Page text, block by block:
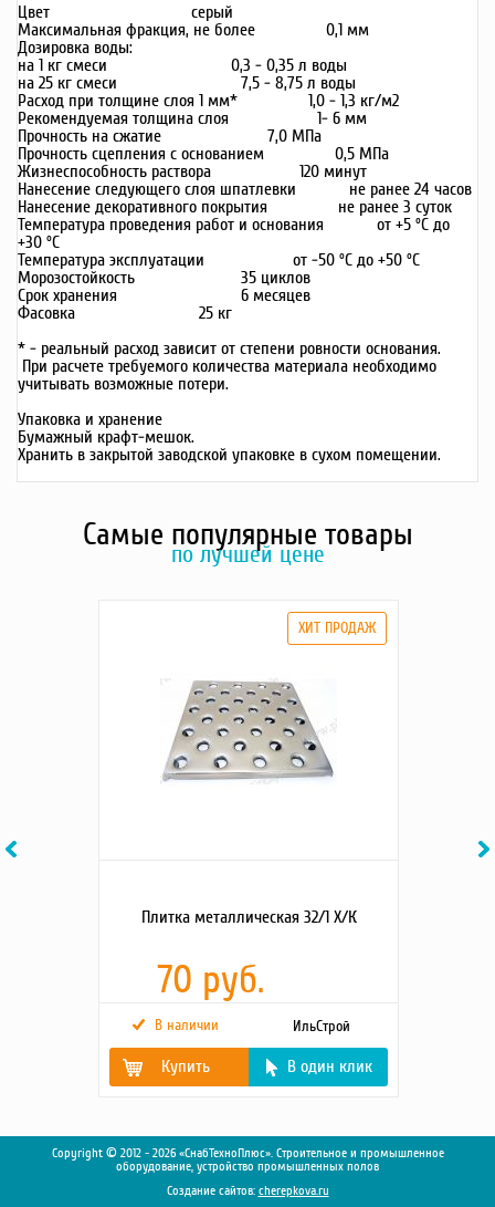
Цвет серый
Максимальная фракция, не более 0,1 мм
Дозировка воды:
на 1 кг смеси 0,3 - 0,35 л воды
на 25 кг смеси 7,5 - 8,75 л воды
Расход при толщине слоя 1 мм* 1,0 - 1,3 кг/м2
Рекомендуемая толщина слоя 1- 6 мм
Прочность на сжатие 7,0 МПа
Прочность сцепления с основанием 0,5 МПа
Жизнеспособность раствора 120 минут
Нанесение следующего слоя шпатлевки не ранее 24 часов
Нанесение декоративного покрытия не ранее 3 суток
Температура проведения работ и основания от +5 ºС до
+30 ºС
Температура эксплуатации от -50 ºС до +50 ºС
Морозостойкость 35 циклов
Срок хранения 6 месяцев
Фасовка 25 кг
* - реальный расход зависит от степени ровности основания.
При расчете требуемого количества материала необходимо
учитывать возможные потери.
Упаковка и хранение
Бумажный крафт-мешок.
Хранить в закрытой заводской упаковке в сухом помещении.
Самые популярные товары
по лучшей цене
Previous
Плитка металлическая 32/1 Х/К
70 руб.
В наличии ИльСтрой
Купить В один клик
Размер, мм 300x300
Copyright © 2012 - 2026 «СнабТехноПлюс». Строительное и промышленное
оборудование, устройство промышленных полов
Создание сайтов: cherepkova.ru